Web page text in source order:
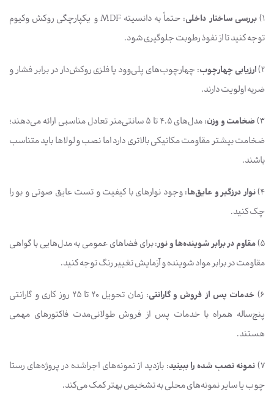
۱) بررسی ساختار داخلی
: حتماً به دانسیته MDF و یکپارچگی روکش وکیوم
توجه کنید تا از نفوذ رطوبت جلوگیری شود.
۲) ارزیابی چهارچوب: چهارچوب‌های پلی‌وود یا فلزی روکش‌دار در برابر فشار و
ضربه اولویت دارند.
۳) ضخامت و وزن
: مدل‌های ۴.۵ تا ۵ سانتی‌متر تعادل مناسبی ارائه می‌دهند؛
ضخامت بیشتر مقاومت مکانیکی بالاتری دارد اما نصب و لولاها باید متناسب
باشند.
۴) نوار درزگیر و عایق‌ها: وجود نوارهای با کیفیت و تست عایق صوتی و بو را
چک کنید.
۵) مقاوم در برابر شوینده‌ها و نور: برای فضاهای عمومی به مدل‌هایی با گواهی
مقاومت در برابر مواد شوینده و آزمایش تغییر رنگ توجه کنید.
۶) خدمات پس از فروش و گارانتی
: زمان تحویل ۲۰ تا ۲۵ روز کاری و گارانتی
پنج‌ساله همراه با خدمات پس از فروش طولانی‌مدت فاکتورهای مهمی
هستند.
۷) نمونه نصب شده را ببینید: بازدید از نمونه‌های اجراشده در پروژه‌های رستا
چوب یا سایر نمونه‌های محلی به تشخیص بهتر کمک می‌کند.